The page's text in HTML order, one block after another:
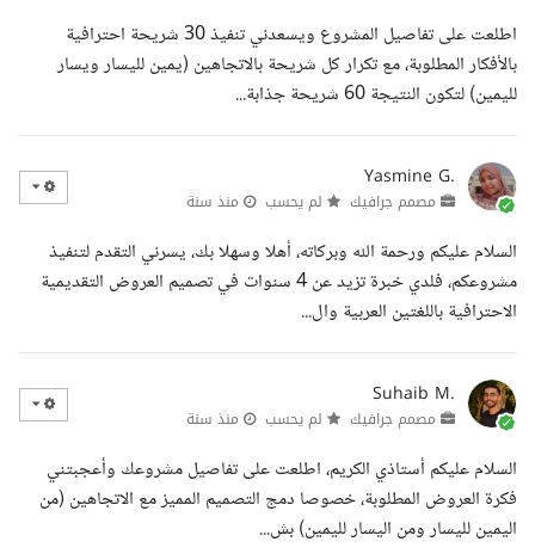
اطلعت على تفاصيل المشروع ويسعدني تنفيذ 30 شريحة احترافية
بالأفكار المطلوبة، مع تكرار كل شريحة بالاتجاهين (يمين لليسار ويسار
لليمين) لتكون النتيجة 60 شريحة جذابة...
Yasmine G.
مصمم جرافيك لم يحسب منذ سنة
السلام عليكم ورحمة الله وبركاته، أهلا وسهلا بك، يسرني التقدم لتنفيذ
مشروعكم، فلدي خبرة تزيد عن 4 سنوات في تصميم العروض التقديمية
الاحترافية باللغتين العربية وال...
Suhaib M.
مصمم جرافيك لم يحسب منذ سنة
السلام عليكم أستاذي الكريم، اطلعت على تفاصيل مشروعك وأعجبتني
فكرة العروض المطلوبة، خصوصا دمج التصميم المميز مع الاتجاهين (من
اليمين لليسار ومن اليسار لليمين) بش...